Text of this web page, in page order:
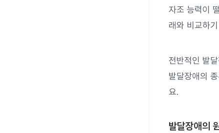
자조 능력이
래와 비교하
전반적인 발
발달장애의
요.
발달장애의